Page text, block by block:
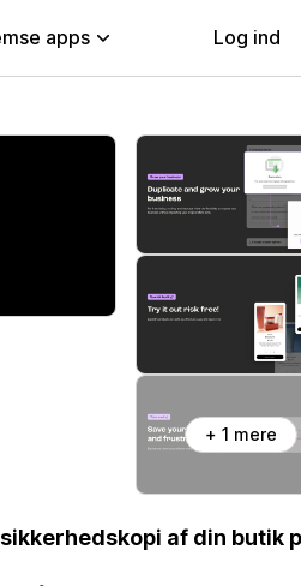
apps Log ind
+ 1 mere
af din butik